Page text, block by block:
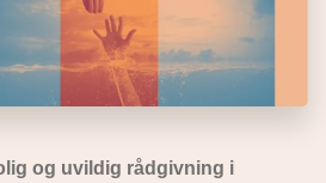
og uvildig rådgivning i